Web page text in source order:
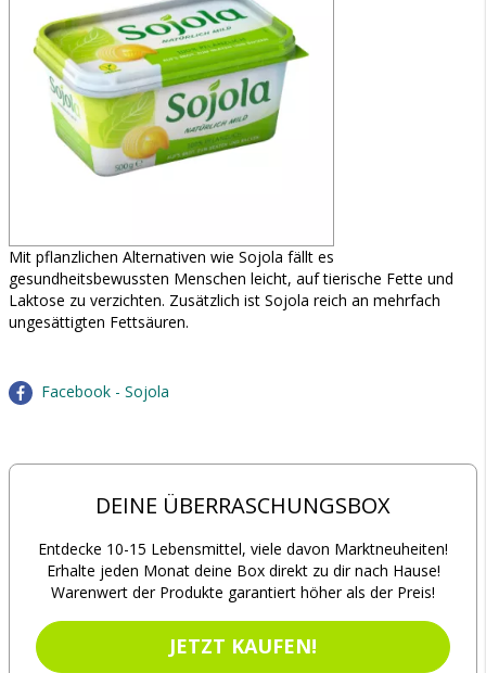
Mit pflanzlichen Alternativen wie Sojola fällt es
gesundheitsbewussten Menschen leicht, auf tierische Fette und
Laktose zu verzichten. Zusätzlich ist Sojola reich an mehrfach
ungesättigten Fettsäuren.
Facebook - Sojola
DEINE ÜBERRASCHUNGSBOX
Entdecke 10-15 Lebensmittel, viele davon Marktneuheiten!
Erhalte jeden Monat deine Box direkt zu dir nach Hause!
Warenwert der Produkte garantiert höher als der Preis!
JETZT KAUFEN!